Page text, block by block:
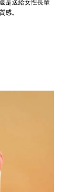
是送給女性長輩
感。